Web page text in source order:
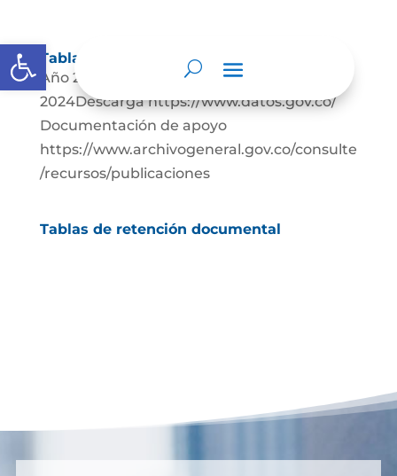
Abrir barra de herramientas
Tablas de retención documental
Año 2024 Acta y datos abiertos
2024Descarga https://www.datos.gov.co/
Documentación de apoyo
https://www.archivogeneral.gov.co/consulte
/recursos/publicaciones
Tablas de retención documental